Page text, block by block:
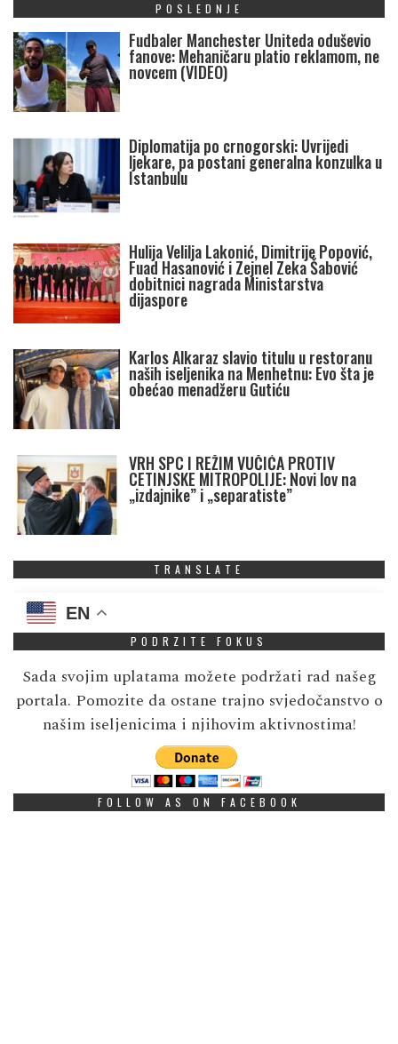
POSLEDNJE
Fudbaler Manchester Uniteda oduševio
fanove: Mehaničaru platio reklamom, ne
novcem (VIDEO)
Diplomatija po crnogorski: Uvrijedi
ljekare, pa postani generalna konzulka u
Istanbulu
Hulija Velilja Lakonić, Dimitrije Popović,
Fuad Hasanović i Zejnel Zeka Šabović
dobitnici nagrada Ministarstva
dijaspore
Karlos Alkaraz slavio titulu u restoranu
naših iseljenika na Menhetnu: Evo šta je
obećao menadžeru Gutiću
VRH SPC I REŽIM VUČIĆA PROTIV
CETINJSKE MITROPOLIJE: Novi lov na
„izdajnike” i „separatiste”
TRANSLATE
EN
PODRZITE FOKUS
Sada svojim uplatama možete podržati rad našeg
portala. Pomozite da ostane trajno svjedočanstvo o
našim iseljenicima i njihovim aktivnostima!
FOLLOW AS ON FACEBOOK